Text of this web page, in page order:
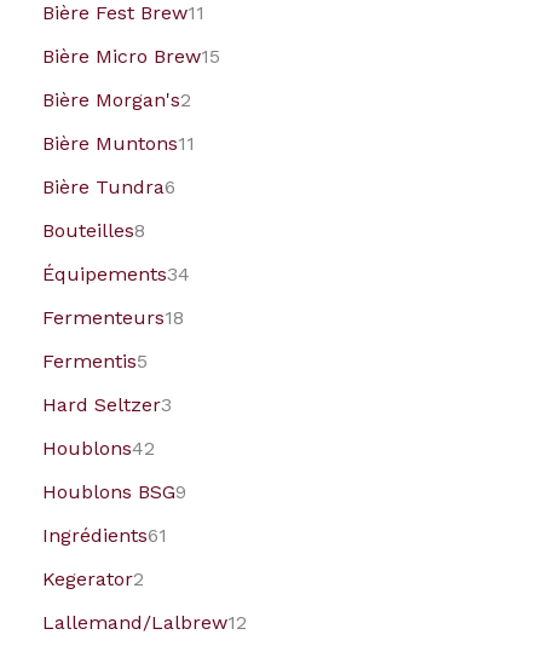
Bière Fest Brew11
Bière Micro Brew15
Bière Morgan's2
Bière Muntons11
Bière Tundra6
Bouteilles8
Équipements34
Fermenteurs18
Fermentis5
Hard Seltzer3
Houblons42
Houblons BSG9
Ingrédients61
Kegerator2
Lallemand/Lalbrew12